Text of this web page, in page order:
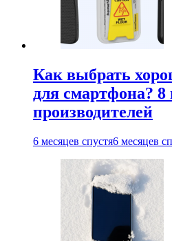
Как выбрать
для смартфона?
производителей
6 месяцев спустя6 месяцев